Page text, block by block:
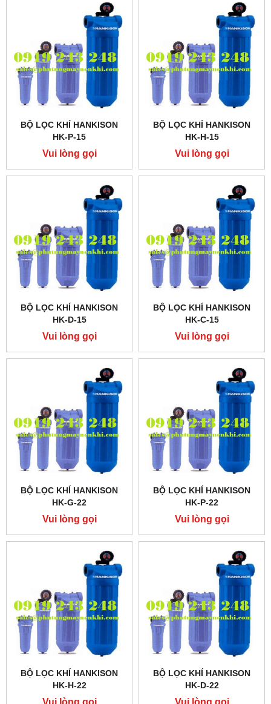
BỘ LỌC KHÍ HANKISON
HK-P-15
Vui lòng gọi
BỘ LỌC KHÍ HANKISON
HK-H-15
Vui lòng gọi
BỘ LỌC KHÍ HANKISON
HK-D-15
Vui lòng gọi
BỘ LỌC KHÍ HANKISON
HK-C-15
Vui lòng gọi
BỘ LỌC KHÍ HANKISON
HK-G-22
Vui lòng gọi
BỘ LỌC KHÍ HANKISON
HK-P-22
Vui lòng gọi
BỘ LỌC KHÍ HANKISON
HK-H-22
Vui lòng gọi
BỘ LỌC KHÍ HANKISON
HK-D-22
Vui lòng gọi